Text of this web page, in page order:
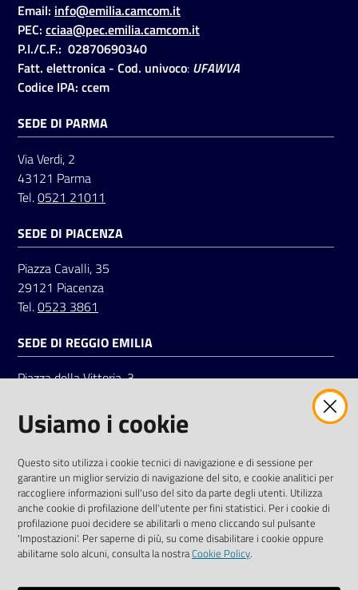
Email: info@emilia.camcom.it
PEC: cciaa@pec.emilia.camcom.it
P.I./C.F.: 02870690340
Fatt. elettronica - Cod. univoco: UFAWVA
Codice IPA: ccem
SEDE DI PARMA
Via Verdi, 2
43121 Parma
Tel.0521 21011
SEDE DI PIACENZA
Piazza Cavalli, 35
29121 Piacenza
Tel.0523 3861
SEDE DI REGGIO EMILIA
Piazza della Vittoria, 3
Tel.0522 7961
LinkedinFacebookInstagram
Usiamo i cookie
Questo sito utilizza i cookie tecnici di navigazione e di sessione per
garantire un miglior servizio di navigazione del sito, e cookie analitici per
raccogliere informazioni sull'uso del sito da parte degli utenti. Utilizza
anche cookie di profilazione dell'utente per fini statistici. Per i cookie di
profilazione puoi decidere se abilitarli o meno cliccando sul pulsante
'Impostazioni'. Per saperne di più, su come disabilitare i cookie oppure
abilitarne solo alcuni, consulta la nostraCookie Policy.